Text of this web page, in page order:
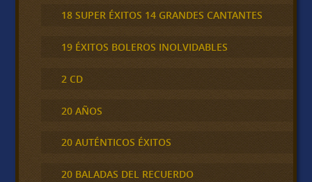
18 SUPER ÉXITOS 14 GRANDES CANTANTES
19 ÉXITOS BOLEROS INOLVIDABLES
2 CD
20 AÑOS
20 AUTÉNTICOS ÉXITOS
20 BALADAS DEL RECUERDO